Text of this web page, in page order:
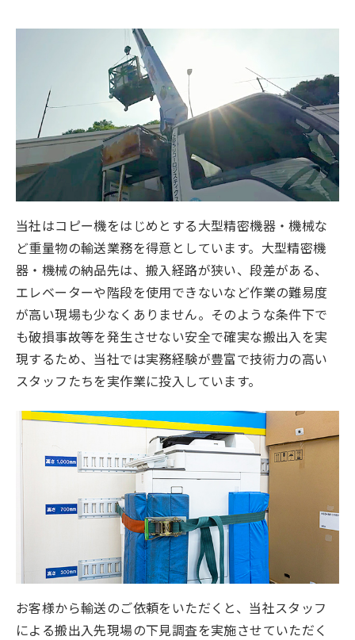
当社はコピー機をはじめとする大型精密機器・機械な
ど重量物の輸送業務を得意としています。大型精密機
器・機械の納品先は、搬入経路が狭い、段差がある、
エレベーターや階段を使用できないなど作業の難易度
が高い現場も少なくありません。そのような条件下で
も破損事故等を発生させない安全で確実な搬出入を実
現するため、当社では実務経験が豊富で技術力の高い
スタッフたちを実作業に投入しています。
お客様から輸送のご依頼をいただくと、当社スタッフ
による搬出入先現場の下見調査を実施させていただく